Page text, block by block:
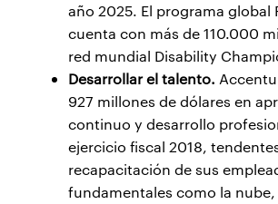
año 2025. El programa global
cuenta con más de 110.000
red mundial Disability
Desarrollar el talento.
927 millones de dólares en
continuo y desarrollo
ejercicio fiscal 2018,
recapacitación de sus
fundamentales como la